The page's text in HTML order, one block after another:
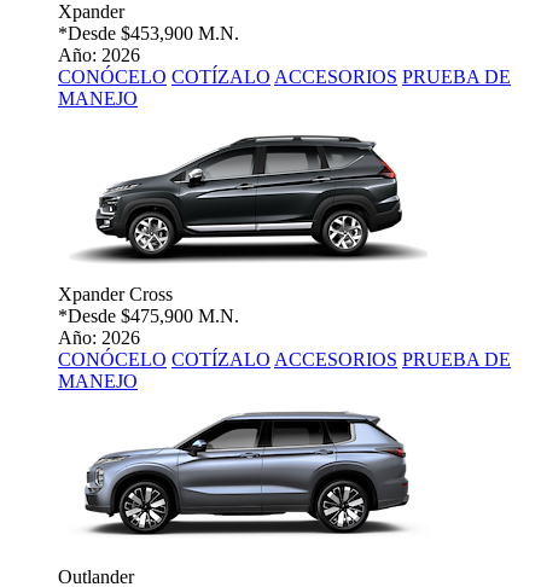
Xpander
*Desde $453,900 M.N.
Año: 2026
CONÓCELO COTÍZALO ACCESORIOS PRUEBA DE
MANEJO
Xpander Cross
*Desde $475,900 M.N.
Año: 2026
CONÓCELO COTÍZALO ACCESORIOS PRUEBA DE
MANEJO
Outlander